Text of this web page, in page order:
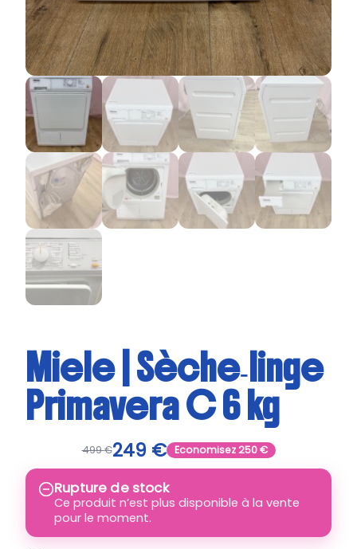
Miele | Sèche‑linge
Primavera C 6 kg
499€249 € Economisez250€
Rupture de stock
Ce produit n’est plus disponible à la vente
pour le moment.